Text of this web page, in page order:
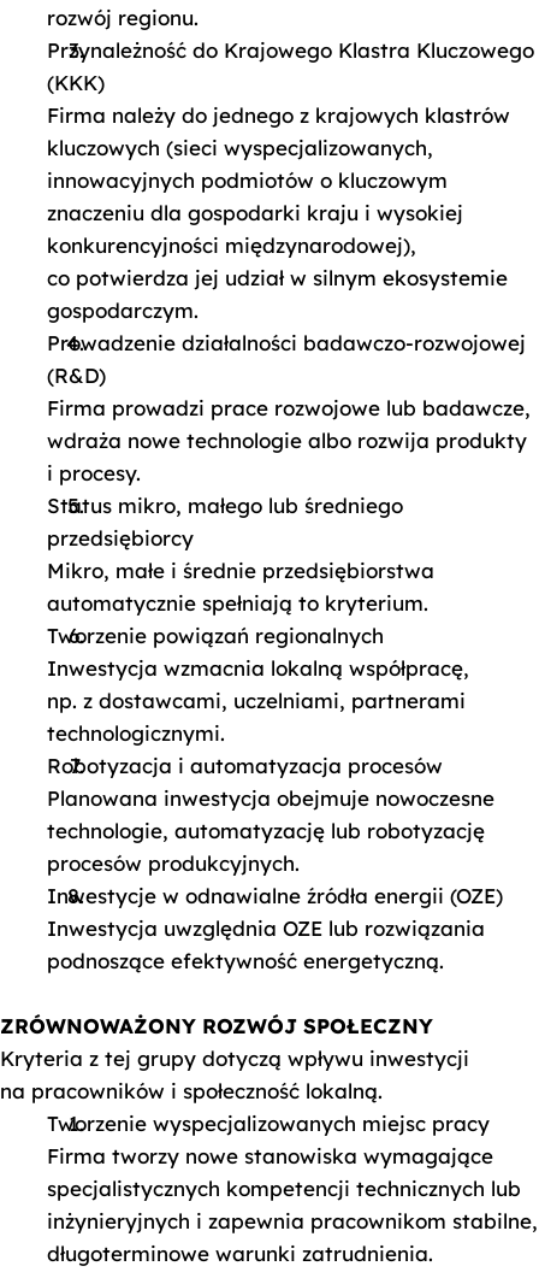
rozwój regionu.
Przynależność do Krajowego Klastra Kluczowego
(KKK)
Firma należy do jednego z krajowych klastrów
kluczowych (sieci wyspecjalizowanych,
innowacyjnych podmiotów o kluczowym
znaczeniu dla gospodarki kraju i wysokiej
konkurencyjności międzynarodowej),
co potwierdza jej udział w silnym ekosystemie
gospodarczym.
Prowadzenie działalności badawczo-rozwojowej
(R&D)
Firma prowadzi prace rozwojowe lub badawcze,
wdraża nowe technologie albo rozwija produkty
i procesy.
Status mikro, małego lub średniego
przedsiębiorcy
Mikro, małe i średnie przedsiębiorstwa
automatycznie spełniają to kryterium.
Tworzenie powiązań regionalnych
Inwestycja wzmacnia lokalną współpracę,
np. z dostawcami, uczelniami, partnerami
technologicznymi.
Robotyzacja i automatyzacja procesów
Planowana inwestycja obejmuje nowoczesne
technologie, automatyzację lub robotyzację
procesów produkcyjnych.
Inwestycje w odnawialne źródła energii (OZE)
Inwestycja uwzględnia OZE lub rozwiązania
podnoszące efektywność energetyczną.
ZRÓWNOWAŻONY ROZWÓJ SPOŁECZNY
Kryteria z tej grupy dotyczą wpływu inwestycji
na pracowników i społeczność lokalną.
Tworzenie wyspecjalizowanych miejsc pracy
Firma tworzy nowe stanowiska wymagające
specjalistycznych kompetencji technicznych lub
inżynieryjnych i zapewnia pracownikom stabilne,
długoterminowe warunki zatrudnienia.